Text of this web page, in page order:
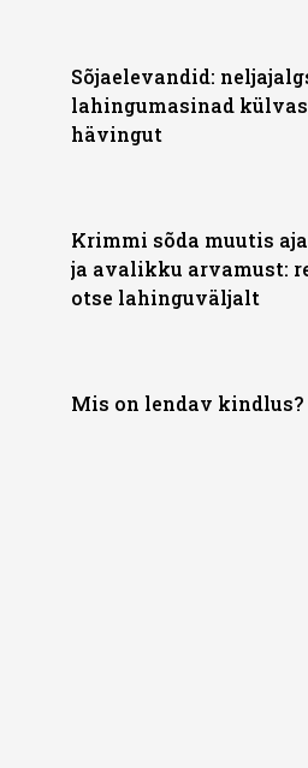
Sõjaelevandid:
lahingumasinad
hävingut
Krimmi sõda muutis
ja avalikku arvamust:
otse lahinguväljalt
Mis on lendav kindlus?